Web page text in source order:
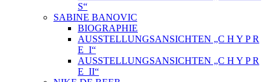
S“
SABINE BANOVIC
BIOGRAPHIE
AUSSTELLUNGSANSICHTEN „C H Y P R
E_I“
AUSSTELLUNGSANSICHTEN „C H Y P R
E_II“